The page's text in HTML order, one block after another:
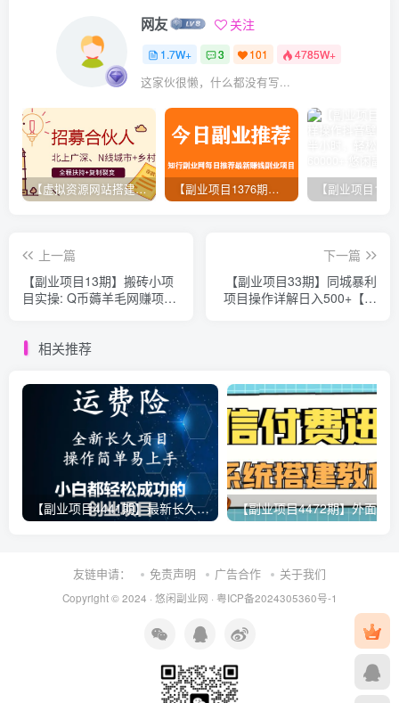
网友 关注
1.7W+ 3 101 4785W+
这家伙很懒，什么都没有写...
【虚拟资源网站搭建服务】加盟本站系统，做一个和本站一样的独立网站，躺赚的项目 【副业项目1376期】龟课最新闲鱼项目玩法实战教程_全新升级月收益几千到几万
上一篇
【副业项目13期】搬砖小项
目实操: Q币薅羊毛网赚项
下一篇
【副业项目33期】同城暴利
项目操作详解日入500+【话
相关推荐
【副业项目4441期】最新长久稳定暴利项目，运费险全新玩法，日赚1000（包含详细教程，全程指导）
友链申请： 免责声明 广告合作 关于我们
Copyright © 2024 · 悠闲副业网 · 粤ICP备2024305360号-1